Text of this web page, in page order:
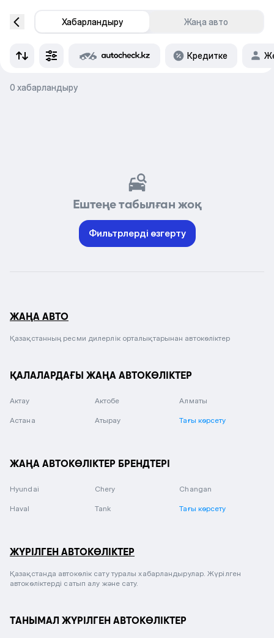
Хабарландыру Жаңа авто
Кредитке
0 хабарландыру
Ештеңе табылған жоқ
Фильтрлерді өзгерту
ЖАҢА АВТО
Қазақстанның ресми дилерлік орталықтарынан автокөліктер
ҚАЛАЛАРДАҒЫ ЖАҢА АВТОКӨЛІКТЕР
Актау Актобе Алматы
Астана Атырау Тағы көрсету
ЖАҢА АВТОКӨЛІКТЕР БРЕНДТЕРІ
Hyundai Chery Changan
Haval Tank Тағы көрсету
ЖҮРІЛГЕН АВТОКӨЛІКТЕР
Қазақстанда автокөлік сату туралы хабарландырулар. Жүрілген
автокөліктерді сатып алу және сату.
ТАНЫМАЛ ЖҮРІЛГЕН АВТОКӨЛІКТЕР